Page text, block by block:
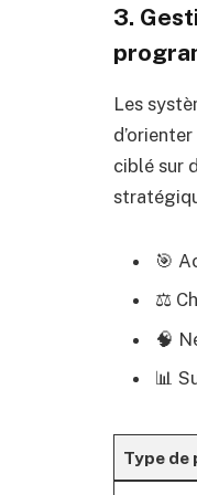
3.
Les
ciblé sur
🎯
⚖️
🧠
📊
Type de